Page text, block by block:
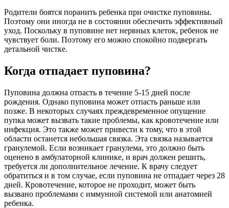
Родители боятся поранить ребенка при очистке пуповины.
Поэтому они иногда не в состоянии обеспечить эффективный
уход. Поскольку в пуповине нет нервных клеток, ребенок не
чувствует боли. Поэтому его можно спокойно подвергать
детальной чистке.
Когда отпадает пуповина?
Пуповина должна отпасть в течение 5-15 дней после
рождения. Однако пуповина может отпасть раньше или
позже. В некоторых случаях преждевременное опущение
пупка может вызвать такие проблемы, как кровотечение или
инфекция. Это также может привести к тому, что в этой
области останется небольшая связка. Эта связка называется
гранулемой. Если возникает гранулема, это должно быть
оценено в амбулаторной клинике, и врач должен решить,
требуется ли дополнительное лечение. К врачу следует
обратиться и в том случае, если пуповина не отпадает через 28
дней. Кровотечение, которое не проходит, может быть
вызвано проблемами с иммунной системой или анатомией
ребенка.